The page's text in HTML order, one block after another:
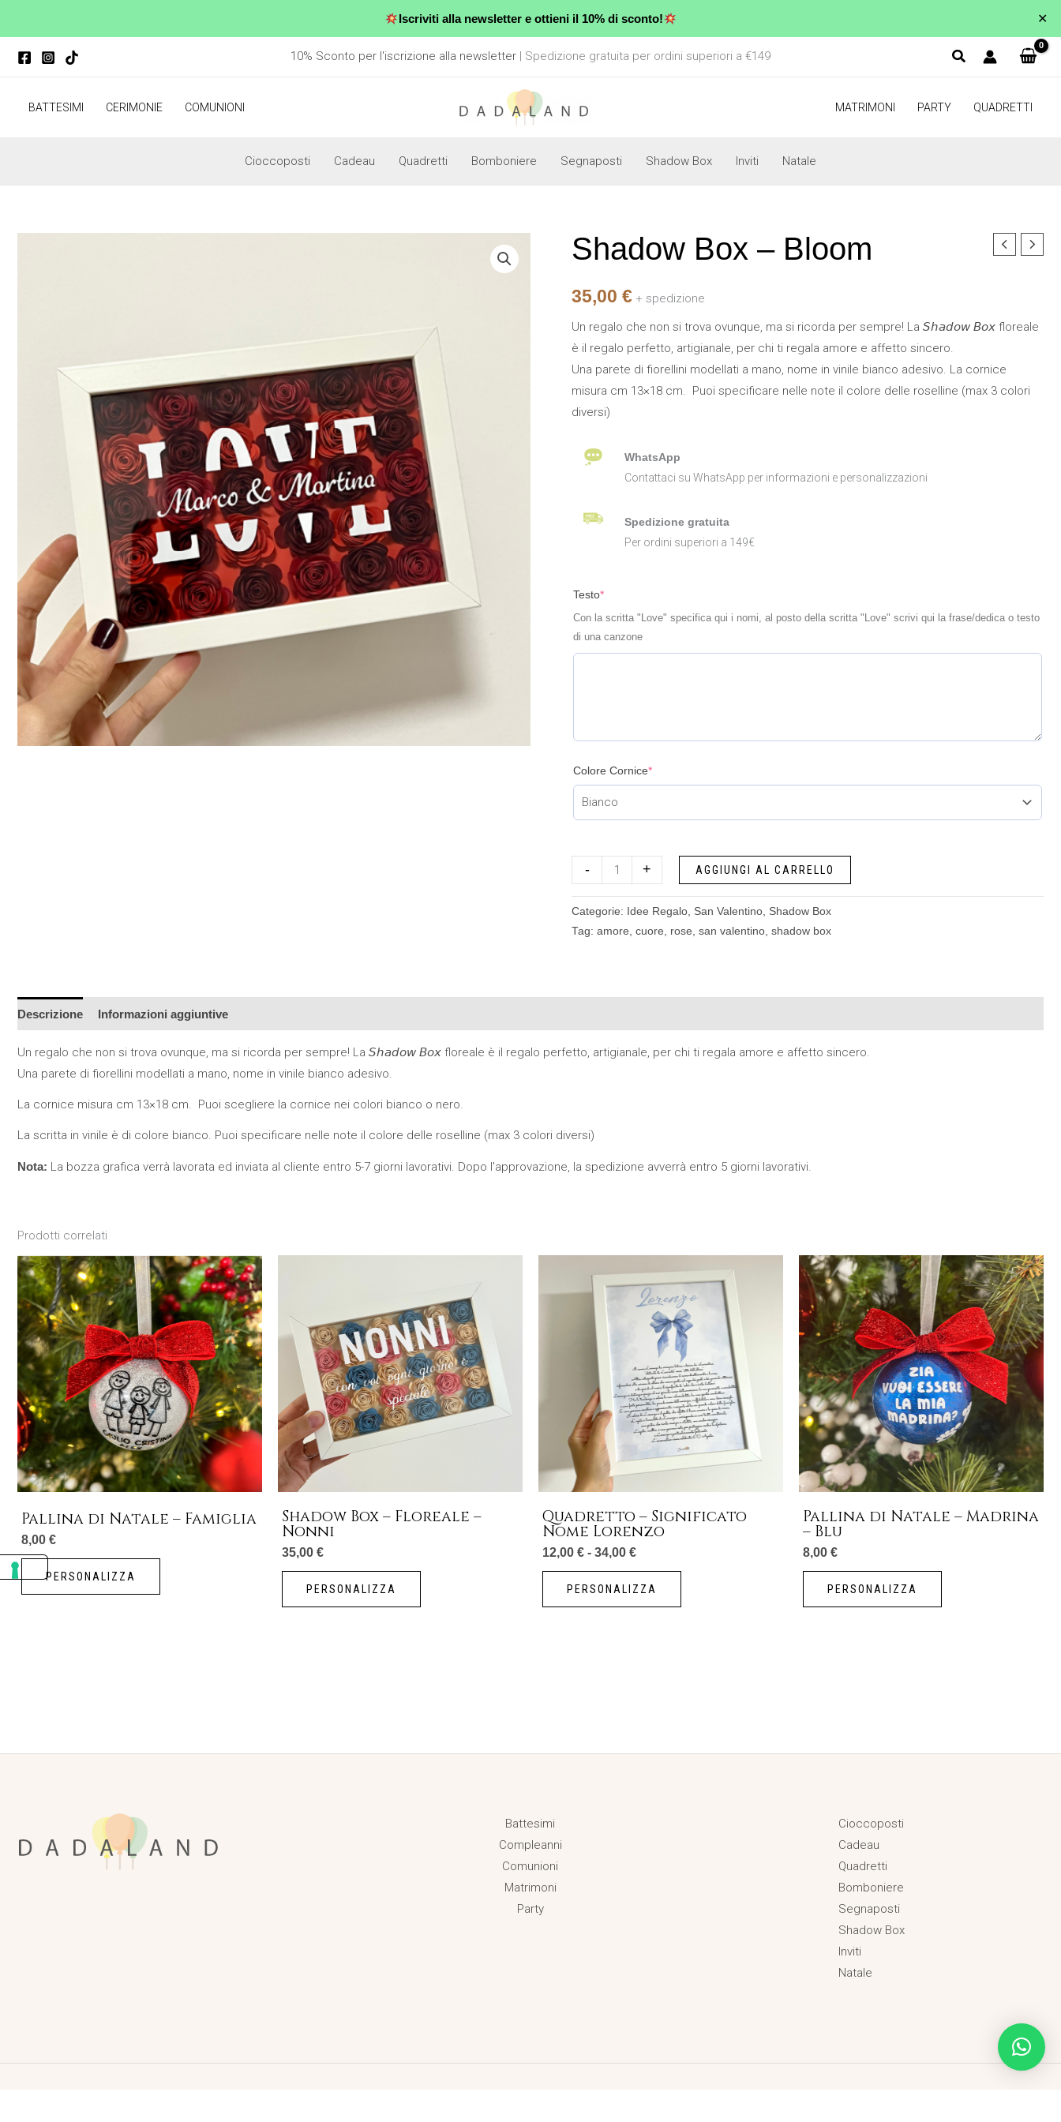
Iscriviti alla newsletter e ottieni il 10% di sconto! ✕
contenuto
10% Sconto per l'iscrizione alla newsletter | Spedizione gratuita per ordini superiori a €149
BATTESIMI CERIMONIE COMUNIONI MATRIMONI PARTY QUADRETTI
Cioccoposti Cadeau Quadretti Bomboniere Segnaposti Shadow Box Inviti Natale
Shadow Box – Bloom
35,00 € + spedizione
Un regalo che non si trova ovunque, ma si ricorda per sempre! La 𝘚𝘩𝘢𝘥𝘰𝘸 𝘉𝘰𝘹 floreale
è il regalo perfetto, artigianale, per chi ti regala amore e affetto sincero.
Una parete di fiorellini modellati a mano, nome in vinile bianco adesivo. La cornice
misura cm 13×18 cm. Puoi specificare nelle note il colore delle roselline (max 3 colori
diversi)
WhatsApp
Contattaci su WhatsApp per informazioni e personalizzazioni
Spedizione gratuita
Per ordini superiori a 149€
Testo*
Con la scritta "Love" specifica qui i nomi, al posto della scritta "Love" scrivi qui la frase/dedica o testo
di una canzone
Colore Cornice*
-
Shadow
Box
Bloom
quantità
+ AGGIUNGI AL CARRELLO
Categorie: Idee Regalo, San Valentino, Shadow Box
Tag: amore, cuore, rose, san valentino, shadow box
Descrizione Informazioni aggiuntive
Un regalo che non si trova ovunque, ma si ricorda per sempre! La 𝘚𝘩𝘢𝘥𝘰𝘸 𝘉𝘰𝘹 floreale è il regalo perfetto, artigianale, per chi ti regala amore e affetto sincero.
Una parete di fiorellini modellati a mano, nome in vinile bianco adesivo.
La cornice misura cm 13×18 cm. Puoi scegliere la cornice nei colori bianco o nero.
La scritta in vinile è di colore bianco. Puoi specificare nelle note il colore delle roselline (max 3 colori diversi)
Nota: La bozza grafica verrà lavorata ed inviata al cliente entro 5-7 giorni lavorativi. Dopo l'approvazione, la spedizione avverrà entro 5 giorni lavorativi.
Prodotti correlati
Pallina di Natale – Famiglia
8,00 €
PERSONALIZZA
Shadow Box – Floreale –
Nonni
35,00 €
PERSONALIZZA
Quadretto – Significato
Nome Lorenzo
12,00 € - 34,00 €
di
prezzo:
da
12,00 €
34,00 €
PERSONALIZZA
prodotto
ha
più
varianti.
Le
opzioni
possono
essere
scelte
del
Pallina di Natale – Madrina
– Blu
8,00 €
PERSONALIZZA
Battesimi
Compleanni
Comunioni
Matrimoni
Party
Cioccoposti
Cadeau
Quadretti
Bomboniere
Segnaposti
Shadow Box
Inviti
Natale